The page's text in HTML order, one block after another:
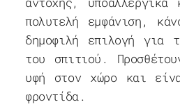
πολυτελή εμφάνιση,
δημοφιλή επιλογή για
του σπιτιού.
υφή στον χώρο και
φροντίδα.